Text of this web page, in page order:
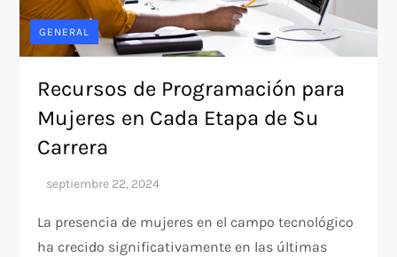
GENERAL
Recursos de Programación para
Mujeres en Cada Etapa de Su
Carrera
La presencia de mujeres en el campo tecnológico
ha crecido significativamente en las últimas